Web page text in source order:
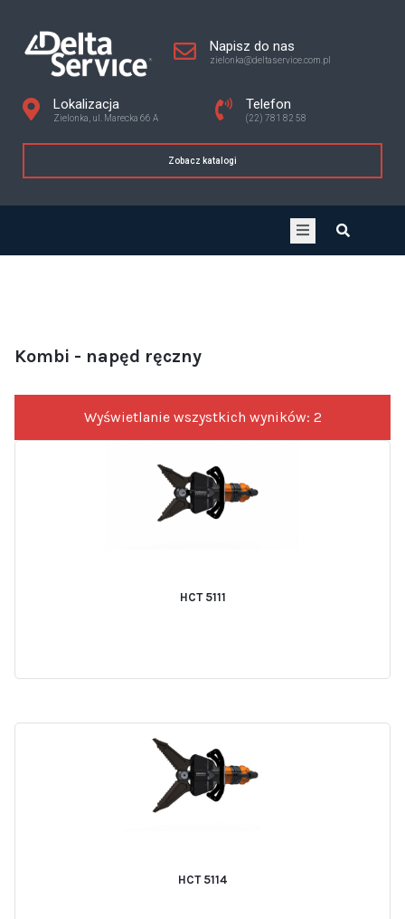
Napisz do nas
zielonka@deltaservice.com.pl
Lokalizacja
Zielonka, ul. Marecka 66 A
Telefon
(22) 781 82 58
Zobacz katalogi
Kombi - napęd ręczny
Wyświetlanie wszystkich wyników: 2
HCT 5111
HCT 5114